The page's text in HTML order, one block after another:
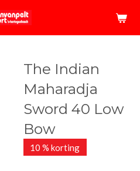
The Indian
Maharadja
Sword 40 Low
Bow
10 % korting